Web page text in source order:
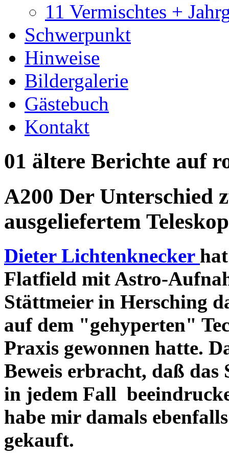
11 Vermischtes +
Schwerpunkt
Hinweise
Bildergalerie
Gästebuch
Kontakt
01 ältere Berichte auf
A200 Der Unterschied
ausgeliefertem
Dieter Lichtenknecker
Flatfield mit Astro-
Stättmeier in Hersching
auf dem "gehyperten"
Praxis gewonnen hatte.
Beweis erbracht, daß das
in jedem Fall
habe mir damals
gekauft.